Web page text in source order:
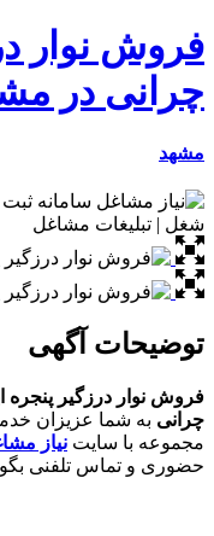
فروش نوار
چرانی در
مشهد
توضیحات آگهی
فروش نوار درزگیر پنجره
چرانی به شما عزیزان
مجموعه با سایت نیاز
حضوری و تماس تلفنی